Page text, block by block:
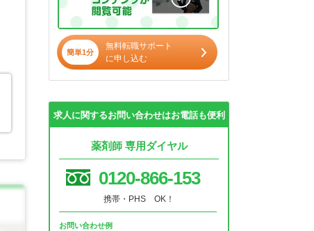
簡単1分
無料転職サポート
に申し込む
求人に関するお問い合わせはお電話も便利
薬剤師 専用ダイヤル
0120-866-153
携帯・PHS OK！
お問い合わせ例